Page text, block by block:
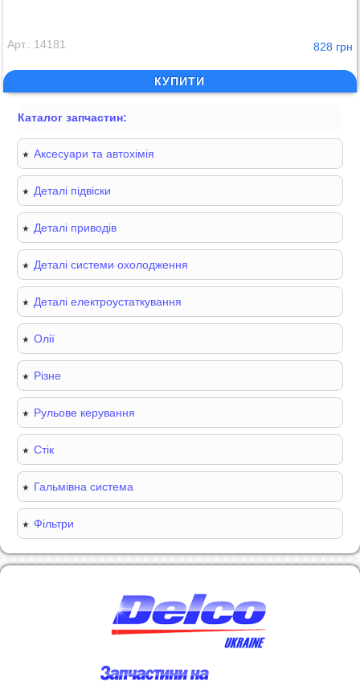
Арт.: 14181 828 грн
КУПИТИ
Каталог запчастин:
Аксесуари та автохімія
Деталі підвіски
Деталі приводів
Деталі системи охолодження
Деталі електроустаткування
Олії
Різне
Рульове керування
Стік
Гальмівна система
Фільтри